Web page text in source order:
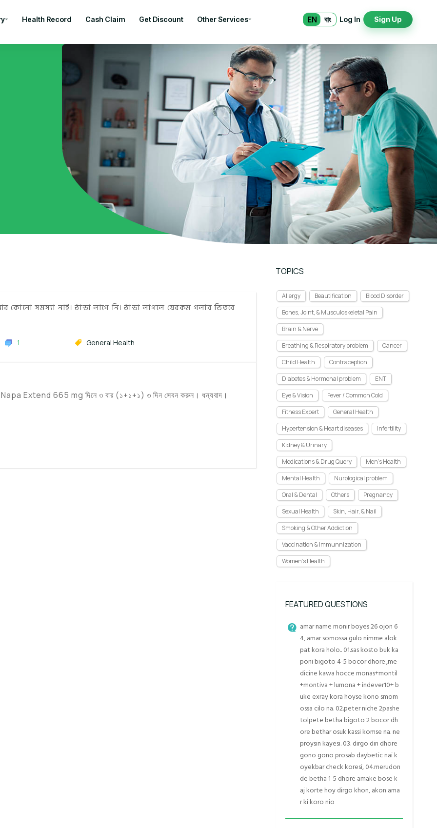
Health Record Cash Claim Get Discount Other Services EN বাং Log In Sign Up
সমস্যা নাই। ঠান্ডা লাগে নি। ঠান্ডা লাগলে যেরকম গলার ভিতরে
1 General Health
Napa Extend 665 mg দিনে ৩ বার (১+১+১) ৩ দিন সেবন করুন। ধন্যবাদ।
TOPICS
Allergy Beautification
Blood Disorder
Bones, Joint, & Musculoskeletal Pain
Brain & Nerve
Breathing & Respiratory problem
Cancer
Child Health
Contraception
Diabetes & Hormonal problem
ENT
Eye & Vision
Fever / Common Cold
Fitness Expert
General Health
Hypertension & Heart diseases
Infertility
Kidney & Urinary
Medications & Drug Query
Men's Health
Mental Health
Nurological problem
Oral & Dental
Others
Pregnancy
Sexual Health
Skin, Hair, & Nail
Smoking & Other Addiction
Vaccination & Immunnization
Women's Health
FEATURED QUESTIONS
amar name monir boyes 26 ojon 6
4, amar somossa gulo nimme alok
pat kora holo.. 01.sas kosto buk ka
poni bigoto 4-5 bocor dhore.,me
dicine kawa hocce monas+montil
+montiva + lumona + indever10+ b
uke exray kora hoyse kono smom
ossa cilo na. 02.peter niche 2pashe
tolpete betha bigoto 2 bocor dh
ore bethar osuk kassi komse na. ne
proysin kayesi. 03. dirgo din dhore
gono gono prosab daybetic nai k
oyekbar check koresi, 04.merudon
de betha 1-5 dhore amake bose k
aj korte hoy dirgo khon, akon ama
r ki koro nio